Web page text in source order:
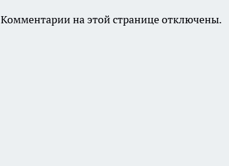
Комментарии на этой странице отключены.